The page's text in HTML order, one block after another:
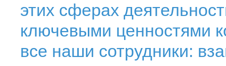
этих сферах
ключевыми ценностями
все наши сотрудники: